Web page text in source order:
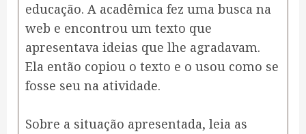
educação. A acadêmica fez uma busca na
web e encontrou um texto que
apresentava ideias que lhe agradavam.
Ela então copiou o texto e o usou como se
fosse seu na atividade.
Sobre a situação apresentada, leia as